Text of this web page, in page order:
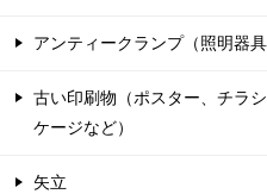
アンティークランプ（照明器具
古い印刷物（ポスター、チラ
ケージなど）
矢立